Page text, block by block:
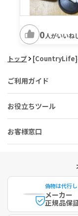
0人がいいね
トップ [CountryLife]
ご利用ガイド
お役立ちツール
お客様窓口
偽物は代行
メーカー
正規品保